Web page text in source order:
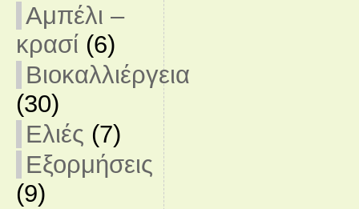
Αμπέλι –
κρασί (6)
Βιοκαλλιέργεια
(30)
Ελιές (7)
Εξορμήσεις
(9)